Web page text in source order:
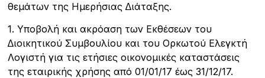
θεµάτων της Ηµερήσιας ∆ιάταξης.
1. Υποβολή και ακρόαση των Εκθέσεων του
∆ιοικητικού Συµβουλίου και του Ορκωτού Ελεγκτή
Λογιστή για τις ετήσιες οικονοµικές καταστάσεις
της εταιρικής χρήσης από 01/01/17 έως 31/12/17.